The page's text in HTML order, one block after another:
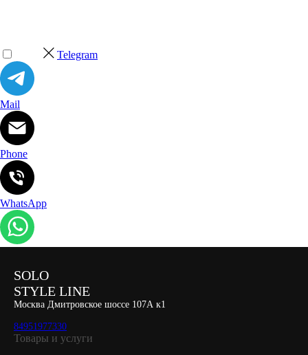
Telegram
Mail
Phone
WhatsApp
SOLO
STYLE LINE
Москва Дмитровское шоссе 107А к1
84951977330
Товары и услуги